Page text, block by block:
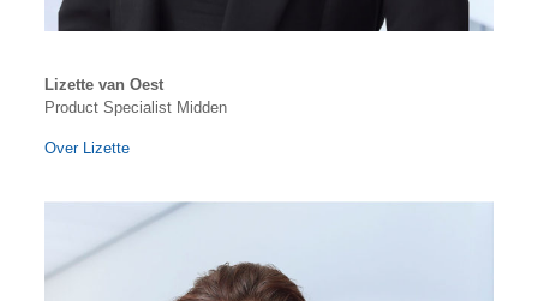
Lizette van Oest
Product Specialist Midden
Over Lizette